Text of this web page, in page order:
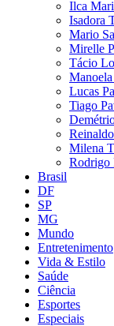
Ilca
Isadora
Mario
Mirelle
Tácio
Lucas
Tiago
Milena
Rodrigo
Brasil
DF
SP
MG
Mundo
Entretenimento
Vida & Estilo
Saúde
Ciência
Esportes
Especiais